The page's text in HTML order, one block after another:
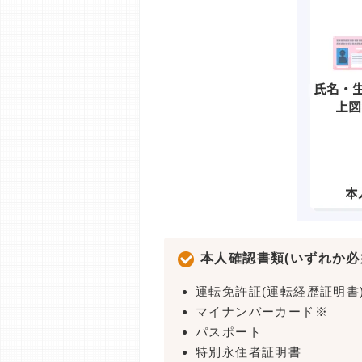
本人確認書類(いずれか
運転免許証(運転経歴証明
マイナンバーカード※
パスポート
特別永住者証明書